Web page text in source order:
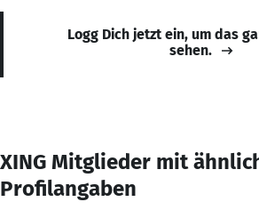
Logg Dich jetzt ein, um das
sehen.
XING Mitglieder mit
Profilangaben